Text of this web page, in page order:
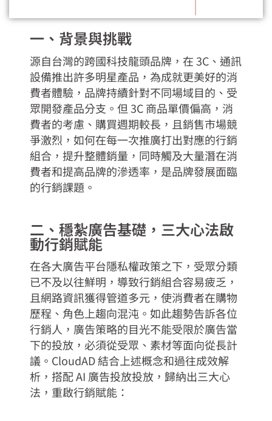
一、背景與挑戰
源自台灣的跨國科技龍頭品牌，在 3C、通訊
設備推出許多明星產品，為成就更美好的消
費者體驗，品牌持續針對不同場域目的、受
眾開發產品分支。但 3C 商品單價偏高，消
費者的考慮、購買週期較長，且銷售市場競
爭激烈，如何在每一次推廣打出對應的行銷
組合，提升整體銷量，同時觸及大量潛在消
費者和提高品牌的滲透率，是品牌發展面臨
的行銷課題。
二、穩紮廣告基礎，三大心法啟
動行銷賦能​
在各大廣告平台隱私權政策之下，受眾分類
已不及以往鮮明，導致行銷組合容易疲乏，
且網路資訊獲得管道多元，使消費者在購物
歷程、角色上趨向混沌。如此趨勢告訴各位
行銷人，廣告策略的目光不能受限於廣告當
下的投放，必須從受眾、素材等面向從長計
議。CloudAD 結合上述概念和過往成效解
析，搭配 AI 廣告投放投放，歸納出三大心
法，重啟行銷賦能：